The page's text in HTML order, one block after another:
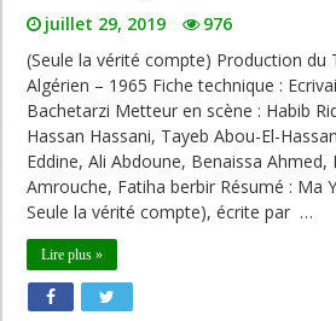
juillet 29, 2019
976
(Seule la vérité compte) Production du
Algérien – 1965 Fiche technique :
Bachetarzi Metteur en scène : Habib
Hassan Hassani, Tayeb Abou-El-
Eddine, Ali Abdoune, Benaissa Ahmed,
Amrouche, Fatiha berbir Résumé : Ma
Seule la vérité compte), écrite par …
Lire plus »